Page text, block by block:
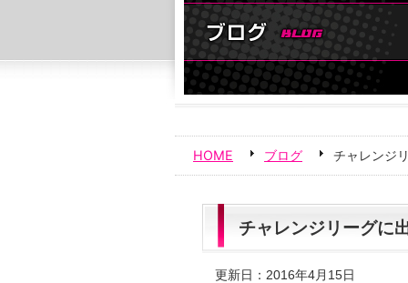
HOME ブログ チャレンジ
チャレンジリーグに
更新日：2016年4月15日